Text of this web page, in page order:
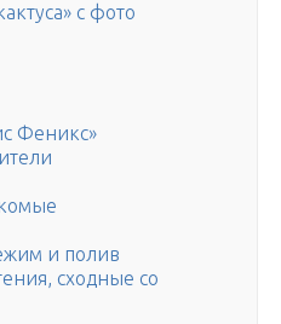
с фото
Феникс»
и полив
сходные со